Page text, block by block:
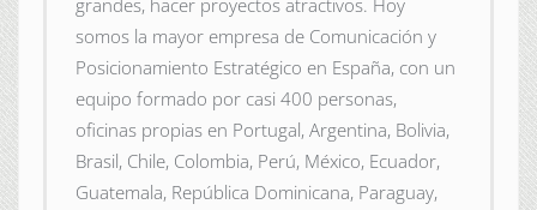
grandes, hacer proyectos atractivos. Hoy
somos la mayor empresa de Comunicación y
Posicionamiento Estratégico en España, con un
equipo formado por casi 400 personas,
oficinas propias en Portugal, Argentina, Bolivia,
Brasil, Chile, Colombia, Perú, México, Ecuador,
Guatemala, República Dominicana, Paraguay,